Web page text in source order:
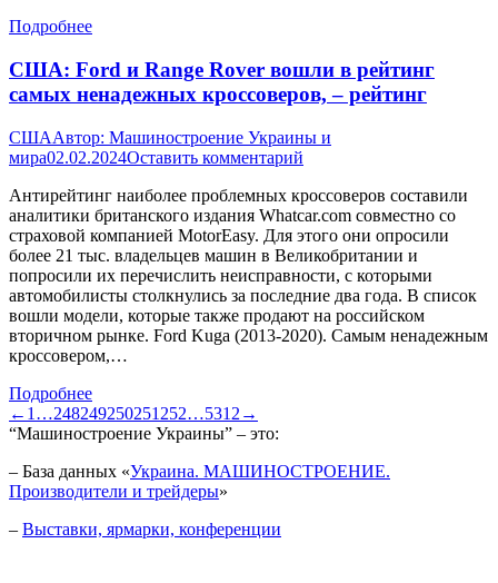
Подробнее
США: Ford и Range Rover вошли в рейтинг
самых ненадежных кроссоверов, – рейтинг
СШААвтор: Машиностроение Украины и
мира02.02.2024Оставить комментарий
Антирейтинг наиболее проблемных кроссоверов составили
аналитики британского издания Whatcar.com совместно со
страховой компанией MotorEasy. Для этого они опросили
более 21 тыс. владельцев машин в Великобритании и
попросили их перечислить неисправности, с которыми
автомобилисты столкнулись за последние два года. В список
вошли модели, которые также продают на российском
вторичном рынке. Ford Kuga (2013-2020). Самым ненадежным
кроссовером,…
Подробнее
← 1 …248249250251 252…5312 →
“Машиностроение Украины” – это:
– База данных «Украина. МАШИНОСТРОЕНИЕ.
Производители и трейдеры»
– Выставки, ярмарки, конференции